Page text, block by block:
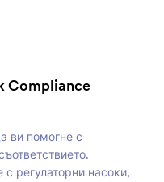
Compliance
ви помогне с
регулаторни насоки,